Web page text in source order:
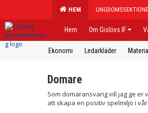
HEM
Hem Om Gislövs IF
Ekonomi Ledarkläder Material
Domare
Som domaransvarig vill jag ge
att skapa en positiv spelmiljö i